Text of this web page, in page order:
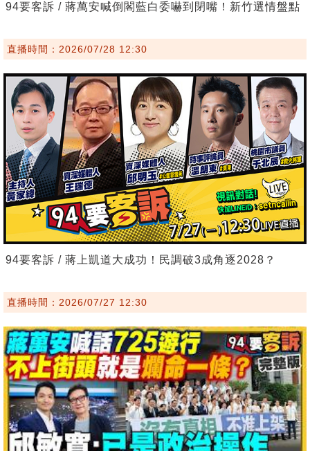
94要客訴 / 蔣萬安喊倒閣藍白委嚇到閉嘴！新竹選情盤點
直播時間：2026/07/28 12:30
94要客訴 / 蔣上凱道大成功！民調破3成角逐2028？
直播時間：2026/07/27 12:30